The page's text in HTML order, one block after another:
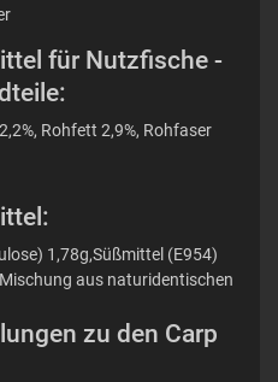
für Nutzfische -
Rohfett 2,9%, Rohfaser
1,78g,Süßmittel (E954)
aus naturidentischen
zu den Carp